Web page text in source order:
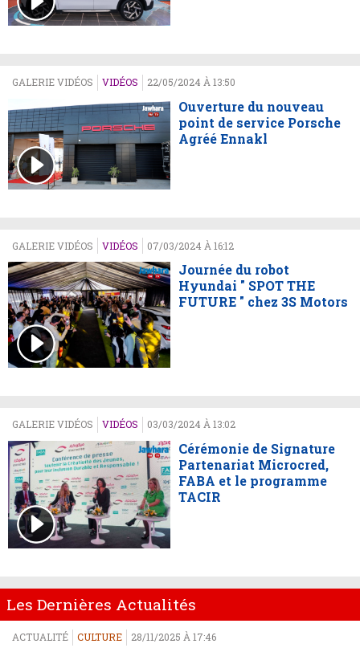
GALERIE VIDÉOS VIDÉOS 22/05/2024 À 13:50
Ouverture du nouveau
point de service Porsche
Agréé Ennakl
GALERIE VIDÉOS VIDÉOS 07/03/2024 À 16:12
Journée du robot
Hyundai " SPOT THE
FUTURE " chez 3S Motors
GALERIE VIDÉOS VIDÉOS 03/03/2024 À 13:02
Cérémonie de Signature
Partenariat Microcred,
FABA et le programme
TACIR
Les Dernières Actualités
ACTUALITÉ CULTURE 28/11/2025 À 17:46